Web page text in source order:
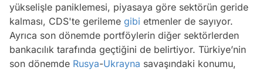
yükselişle paniklemesi, piyasaya göre sektörün geride
kalması, CDS'te gerileme gibi etmenler de sayıyor.
Ayrıca son dönemde portföylerin diğer sektörlerden
bankacılık tarafında geçtiğini de belirtiyor. Türkiye’nin
son dönemde Rusya-Ukrayna savaşındaki konumu,